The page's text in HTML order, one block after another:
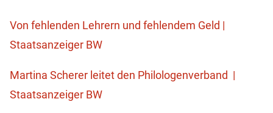
Von fehlenden Lehrern und fehlendem Geld |
Staatsanzeiger BW
Martina Scherer leitet den Philologenverband |
Staatsanzeiger BW